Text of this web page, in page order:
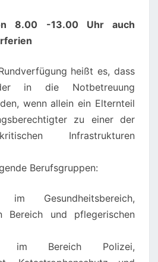
8.00 -13.00 Uhr auch
heißt es, dass
in die Notbetreuung
wenn allein ein Elternteil
zu einer der
Infrastrukturen
Berufsgruppen:
im Gesundheitsbereich,
Bereich und pflegerischen
im Bereich Polizei,